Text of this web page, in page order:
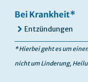
Bei Krankheit*
Entzündungen
* Hierbei geht es um
nicht um Linderung,